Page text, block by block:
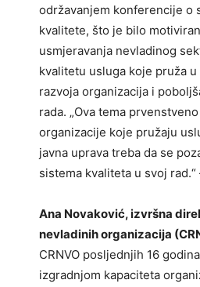
održavanjem konferencije o
kvalitete, što je bilo
usmjeravanja nevladinog
kvalitetu usluga koje pruža
razvoja organizacija i
rada. „Ova tema
organizacije koje pružaju
javna uprava treba da se
sistema kvaliteta u svoj
Ana Novaković, izvršna
nevladinih organizacija
CRNVO posljednjih 16
izgradnjom kapaciteta